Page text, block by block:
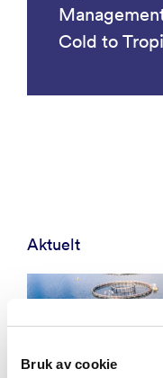
Bruk av cookie
Cold to
Aktuelt